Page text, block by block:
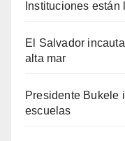
Instituciones
El Salvador
alta mar
Presidente Bukele
escuelas